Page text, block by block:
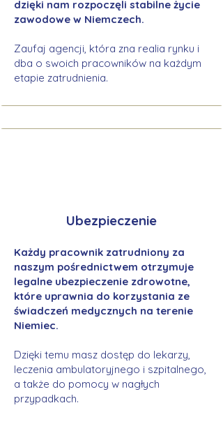
dzięki nam rozpoczęli stabilne życie
zawodowe w Niemczech.
Zaufaj agencji, która zna realia rynku i
dba o swoich pracowników na każdym
etapie zatrudnienia.
Ubezpieczenie
Każdy pracownik zatrudniony za
naszym pośrednictwem otrzymuje
legalne ubezpieczenie zdrowotne,
które uprawnia do korzystania ze
świadczeń medycznych na terenie
Niemiec.
Dzięki temu masz dostęp do lekarzy,
leczenia ambulatoryjnego i szpitalnego,
a także do pomocy w nagłych
przypadkach.